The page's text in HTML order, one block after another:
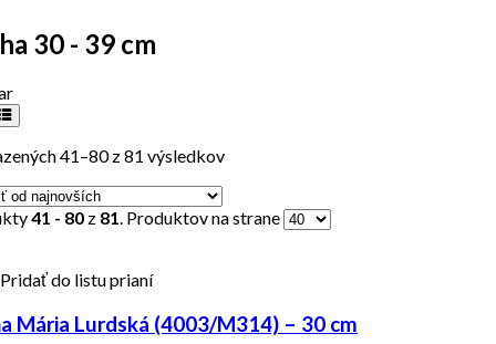
30 - 39 cm
41–80 z 81 výsledkov
41 - 80 z 81. Produktov na strane
Pridať do listu prianí
Mária Lurdská (4003/M314) – 30 cm